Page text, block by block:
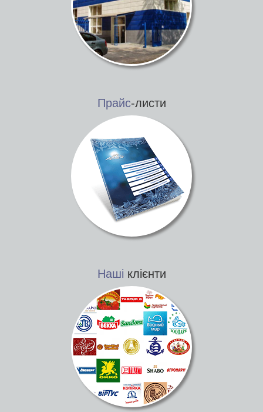
Прайс-листи
Наші клієнти